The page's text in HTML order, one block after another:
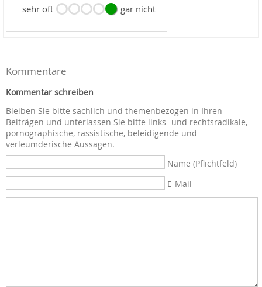
sehr oft gar nicht
Kommentare
Kommentar schreiben
Bleiben Sie bitte sachlich und themenbezogen in Ihren
Beiträgen und unterlassen Sie bitte links- und rechtsradikale,
pornographische, rassistische, beleidigende und
verleumderische Aussagen.
Name (Pflichtfeld)
E-Mail